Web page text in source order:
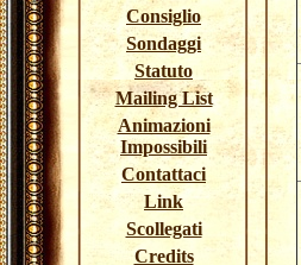
Consiglio
Sondaggi
Statuto
Mailing List
Animazioni
Impossibili
Contattaci
Link
Scollegati
Credits